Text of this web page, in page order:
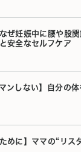
ぜ妊娠中に腰や股
安全なセルフケア
ンしない】自分の
めに】ママの“リス